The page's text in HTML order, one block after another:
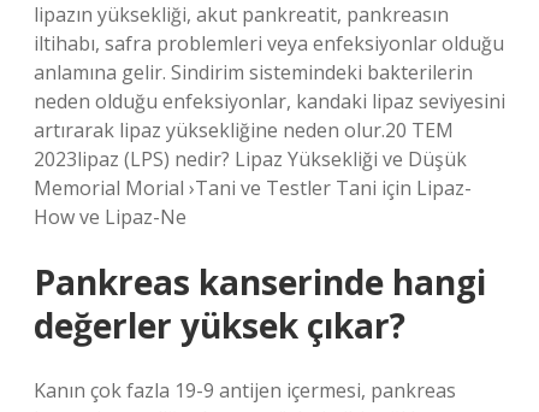
lipazın yüksekliği, akut pankreatit, pankreasın
iltihabı, safra problemleri veya enfeksiyonlar olduğu
anlamına gelir. Sindirim sistemindeki bakterilerin
neden olduğu enfeksiyonlar, kandaki lipaz seviyesini
artırarak lipaz yüksekliğine neden olur.20 TEM
2023lipaz (LPS) nedir? Lipaz Yüksekliği ve Düşük
Memorial Morial ›Tani ve Testler Tani için Lipaz-
How ve Lipaz-Ne
Pankreas kanserinde hangi
değerler yüksek çıkar?
Kanın çok fazla 19-9 antijen içermesi, pankreas